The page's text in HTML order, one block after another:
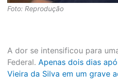
Foto: Reprodução
A dor se intensificou para
Federal. Apenas dois dias
Vieira da Silva em um grave